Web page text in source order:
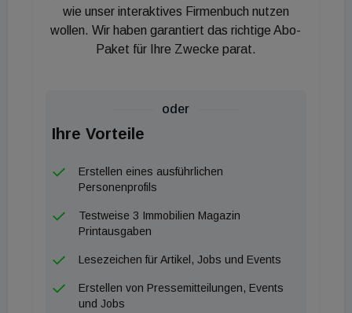
wie unser interaktives Firmenbuch nutzen
wollen. Wir haben garantiert das richtige Abo-
Paket für Ihre Zwecke parat.
oder
Ihre Vorteile
Erstellen eines ausführlichen
Personenprofils
Testweise 3 Immobilien Magazin
Printausgaben
Lesezeichen für Artikel, Jobs und Events
Erstellen von Pressemitteilungen, Events
und Jobs